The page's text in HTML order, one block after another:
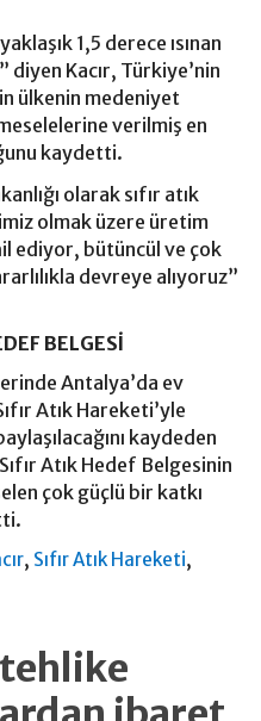
1,5 derece ısınan
Kacır, Türkiye’nin
ülkenin medeniyet
verilmiş en
kaydetti.
olarak sıfır atık
olmak üzere üretim
ediyor, bütüncül ve çok
devreye alıyoruz”
BELGESİ
Antalya’da ev
Atık Hareketi’yle
kaydeden
Atık Hedef Belgesinin
çok güçlü bir katkı
, Sıfır Atık Hareketi,